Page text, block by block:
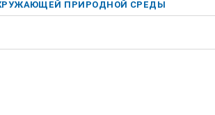
ПРИРОДНОЙ СРЕДЫ